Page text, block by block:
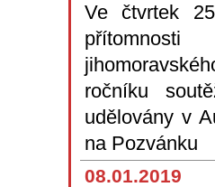
Ve čtvrtek
ročníku
udělovány v
na Pozvánku
08.01.2019